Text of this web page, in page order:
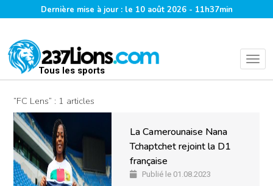
Dernière mise à jour : le 10 août 2026 - 11h37min
Tous les sports
“FC Lens” : 1 articles
La Camerounaise Nana
Tchaptchet rejoint la D1
française
Publié le 01.08.2023